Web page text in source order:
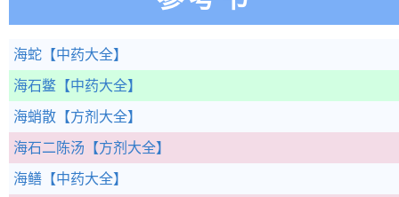
海蛇 【中药大全】
海石鳖 【中药大全】
海蛸散 【方剂大全】
海石二陈汤 【方剂大全】
海鳝 【中药大全】